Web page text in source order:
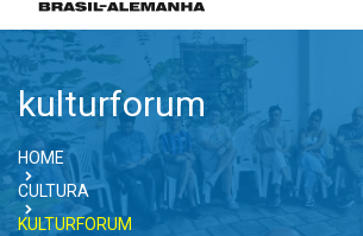
kulturforum
HOME
CULTURA
KULTURFORUM